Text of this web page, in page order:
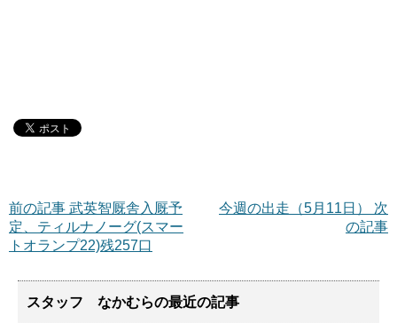
今週の出走（5月11日） 次
の記事
前の記事 武英智厩舎入厩予
定、ティルナノーグ(スマー
トオランプ22)残257口
スタッフ なかむらの最近の記事